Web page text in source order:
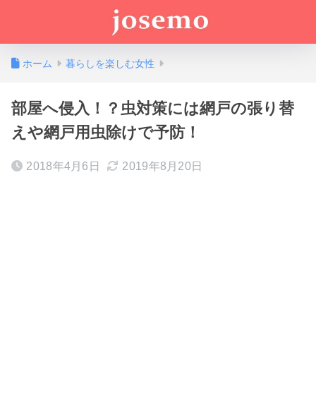
ホーム 暮らしを楽しむ女性
部屋へ侵入！？虫対策には網戸の張り替
えや網戸用虫除けで予防！
2018年4月6日 2019年8月20日